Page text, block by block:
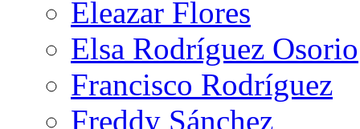
Eleazar Flores
Elsa Rodríguez Osorio
Francisco Rodríguez
Freddy Sánchez